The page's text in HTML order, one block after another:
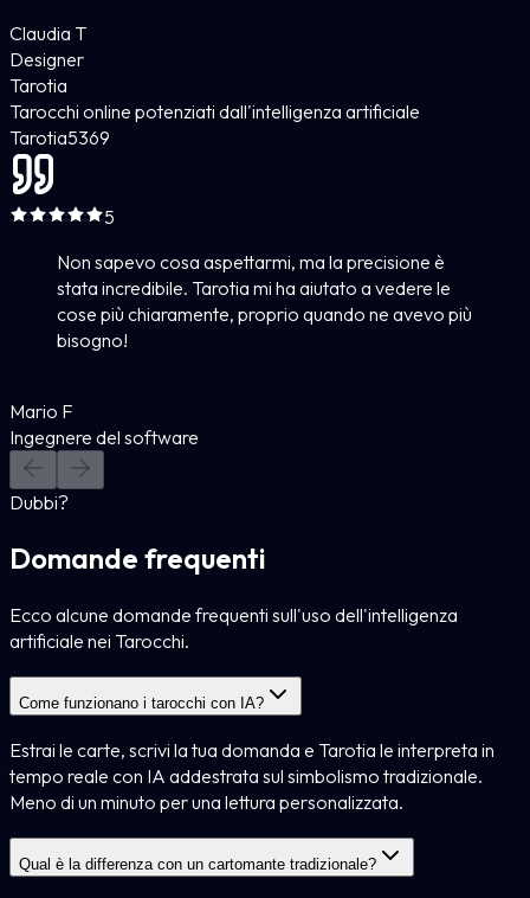
Claudia T
Designer
Tarotia
Tarocchi online potenziati dall'intelligenza artificiale
Tarotia5369
5
Non sapevo cosa aspettarmi, ma la precisione è
stata incredibile. Tarotia mi ha aiutato a vedere le
cose più chiaramente, proprio quando ne avevo più
bisogno!
Mario F
Ingegnere del software
Dubbi?
Domande frequenti
Ecco alcune domande frequenti sull'uso dell'intelligenza
artificiale nei Tarocchi.
Come funzionano i tarocchi con IA?
Estrai le carte, scrivi la tua domanda e Tarotia le interpreta in
tempo reale con IA addestrata sul simbolismo tradizionale.
Meno di un minuto per una lettura personalizzata.
Qual è la differenza con un cartomante tradizionale?